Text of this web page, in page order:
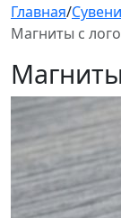
Главная/
Магниты с